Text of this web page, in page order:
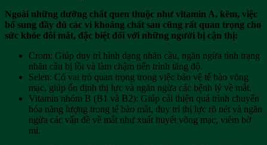
Ngoài những dưỡng chất quen thuộc như vitamin A, kẽm, việc
bổ sung đầy đủ các vi khoáng chất sau cũng rất quan trọng cho
sức khỏe đôi mắt, đặc biệt đối với những người bị cận thị:
Crom: Giúp duy trì hình dạng nhãn cầu, ngăn ngừa tình trạng
nhãn cầu bị lồi và làm chậm tiến trình tăng độ.
Selen: Có vai trò quan trọng trong việc bảo vệ tế bào võng
mạc, giúp ổn định thị lực và ngăn ngừa các bệnh lý về mắt.
Vitamin nhóm B (B1 và B2): Giúp cải thiện quá trình chuyển
hóa năng lượng trong tế bào mắt, duy trì thị lực rõ nét và ngăn
ngừa các vấn đề về mắt như xuất huyết võng mạc, viêm bờ
mi.